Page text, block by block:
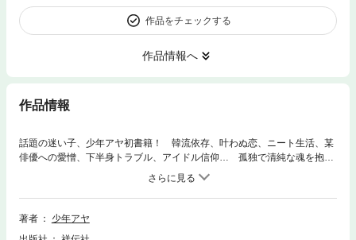
作品をチェックする
作品情報へ
作品情報
話題の迷い子、少年アヤ初書籍！ 韓流依存、叶わぬ恋、ニート生活、某
俳優への愛憎、下半身トラブル、アイドル信仰… 孤独で清純な魂を抱え
この世を彷徨う少年アヤの果てしない迷走。行き着くところはどこなの
か。愛したい！そして、愛されたい！ 日記を基に全編書き下ろされた苦
しくなるほど鮮やかな追憶。
著者
少年アヤ